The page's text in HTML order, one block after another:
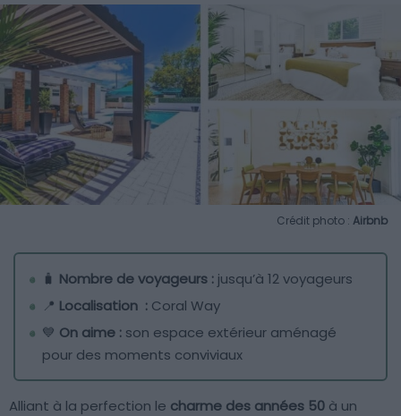
Crédit photo : Airbnb
🧳 Nombre de voyageurs : jusqu’à 12 voyageurs
📍 Localisation : Coral Way
💙 On aime : son espace extérieur aménagé
pour des moments conviviaux
Alliant à la perfection le charme des années 50 à un